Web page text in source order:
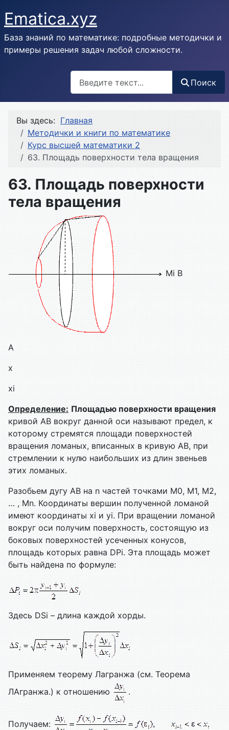
Ematica.xyz
База знаний по математике: подробные методички и
примеры решения задач любой сложности.
Поиск
Вы здесь: Главная
Методички и книги по математике
Курс высшей математики 2
63. Площадь поверхности тела вращения
63. Площадь поверхности
тела вращения
Мi B
А
х
xi
Определение: Площадью поверхности вращения
кривой АВ вокруг данной оси называют предел, к
которому стремятся площади поверхностей
вращения ломаных, вписанных в кривую АВ, при
стремлении к нулю наибольших из длин звеньев
этих ломаных.
Разобьем дугу АВ на n частей точками M0, M1, M2,
… , Mn. Координаты вершин полученной ломаной
имеют координаты xi и yi. При вращении ломаной
вокруг оси получим поверхность, состоящую из
боковых поверхностей усеченных конусов,
площадь которых равна DPi. Эта площадь может
быть найдена по формуле:
Здесь DSi – длина каждой хорды.
Применяем теорему Лагранжа (см. Теорема
ЛАгранжа.) к отношению .
Получаем: